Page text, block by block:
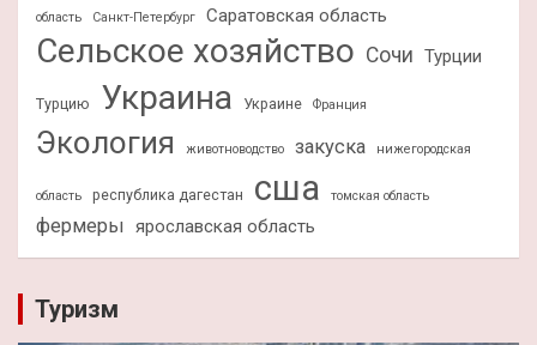
область
Санкт-Петербург Саратовская область
Сельское хозяйство Сочи Турции
Турцию Украина Украине Франция
Экология животноводство закуска нижегородская
область республика дагестан сша томская область
фермеры ярославская область
Туризм